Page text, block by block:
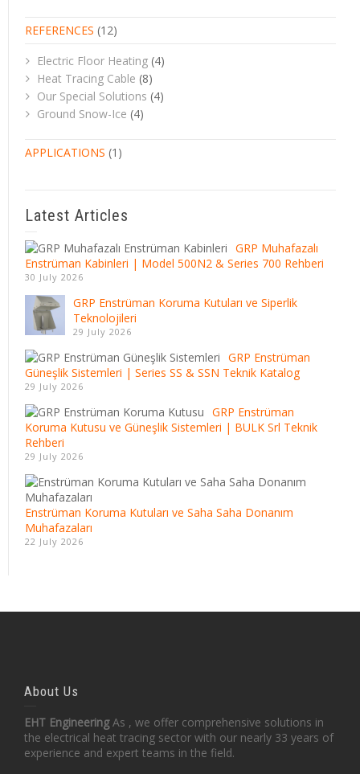
REFERENCES (12)
Electric Floor Heating (4)
Heat Tracing Cable (8)
Our Special Solutions (4)
Ground Snow-Ice (4)
APPLICATIONS (1)
Latest Articles
GRP Muhafazalı
Enstrüman Kabinleri | Model 500N2 & Series 700 Rehberi
30 July 2026
GRP Enstrüman Koruma Kutuları ve Siperlik
Teknolojileri
29 July 2026
GRP Enstrüman
Güneşlik Sistemleri | Series SS & SSN Teknik Katalog
29 July 2026
GRP Enstrüman
Koruma Kutusu ve Güneşlik Sistemleri | BULK Srl Teknik
Rehberi
29 July 2026
Enstrüman Koruma Kutuları ve Saha Saha Donanım
Muhafazaları
22 July 2026
About Us
EHT EngineeringAs , we offer comprehensive solutions in
the electrical heat tracing sector with our nearly 33 years of
experience and expert teams in the field.